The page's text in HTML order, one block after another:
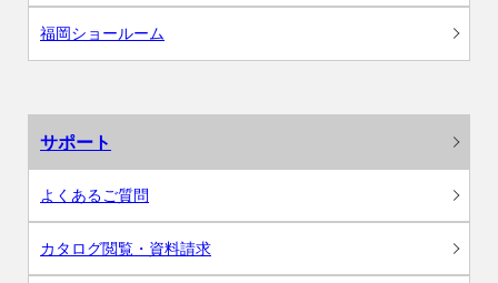
福岡ショールーム
サポート
よくあるご質問
カタログ閲覧・資料請求